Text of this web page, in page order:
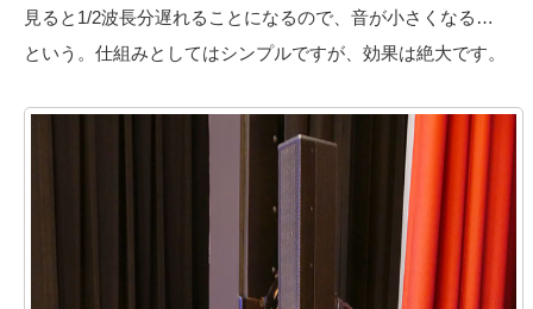
見ると1/2波長分遅れることになるので、音が小さくなる…
という。仕組みとしてはシンプルですが、効果は絶大です。